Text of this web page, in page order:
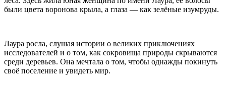
были цвета воронова крыла, а глаза — как зелёные изумруды.
Лаура росла, слушая истории о великих приключениях
исследователей и о том, как сокровища природы скрываются
среди деревьев. Она мечтала о том, чтобы однажды покинуть
своё поселение и увидеть мир.